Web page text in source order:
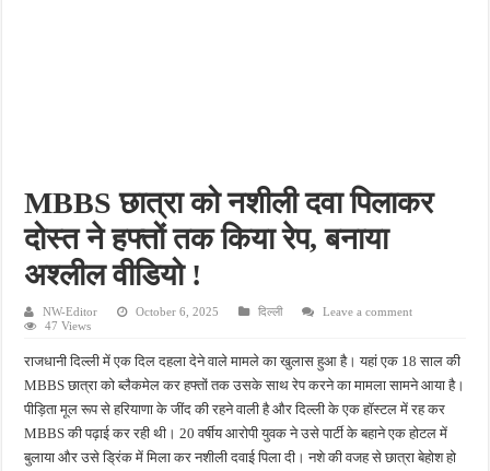
MBBS छात्रा को नशीली दवा पिलाकर
दोस्त ने हफ्तों तक किया रेप, बनाया
अश्लील वीडियो !
NW-Editor October 6, 2025 दिल्ली
Leave a comment
47 Views
राजधानी दिल्ली में एक दिल दहला देने वाले मामले का खुलास हुआ है। यहां एक 18 साल की
MBBS छात्रा को ब्लैकमेल कर हफ्तों तक उसके साथ रेप करने का मामला सामने आया है।
पीड़िता मूल रूप से हरियाणा के जींद की रहने वाली है और दिल्ली के एक हॉस्टल में रह कर
MBBS की पढ़ाई कर रही थी। 20 वर्षीय आरोपी युवक ने उसे पार्टी के बहाने एक होटल में
बुलाया और उसे ड्रिंक में मिला कर नशीली दवाई पिला दी। नशे की वजह से छात्रा बेहोश हो